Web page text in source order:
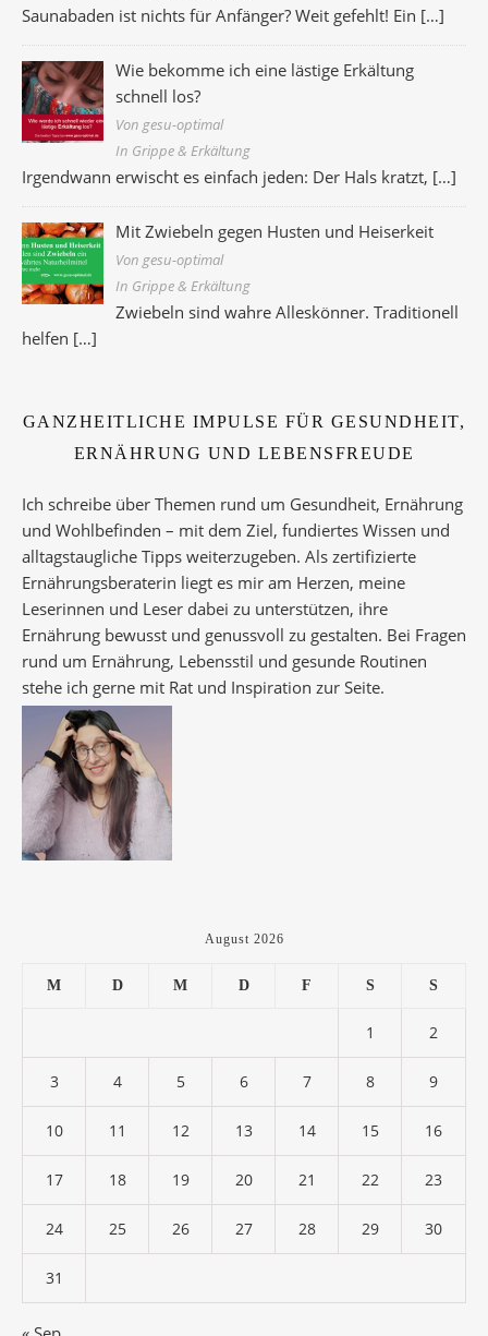
Saunabaden ist nichts für Anfänger? Weit gefehlt! Ein […]
Wie bekomme ich eine lästige Erkältung
schnell los?
Von gesu-optimal
In Grippe & Erkältung
Irgendwann erwischt es einfach jeden: Der Hals kratzt, […]
Mit Zwiebeln gegen Husten und Heiserkeit
Von gesu-optimal
In Grippe & Erkältung
Zwiebeln sind wahre Alleskönner. Traditionell
helfen […]
GANZHEITLICHE IMPULSE FÜR GESUNDHEIT,
ERNÄHRUNG UND LEBENSFREUDE
Ich schreibe über Themen rund um Gesundheit, Ernährung
und Wohlbefinden – mit dem Ziel, fundiertes Wissen und
alltagstaugliche Tipps weiterzugeben. Als zertifizierte
Ernährungsberaterin liegt es mir am Herzen, meine
Leserinnen und Leser dabei zu unterstützen, ihre
Ernährung bewusst und genussvoll zu gestalten. Bei Fragen
rund um Ernährung, Lebensstil und gesunde Routinen
stehe ich gerne mit Rat und Inspiration zur Seite.
August 2026
M D M D F S S
1 2
3 4 5 6 7 8 9
10 11 12 13 14 15 16
17 18 19 20 21 22 23
24 25 26 27 28 29 30
31